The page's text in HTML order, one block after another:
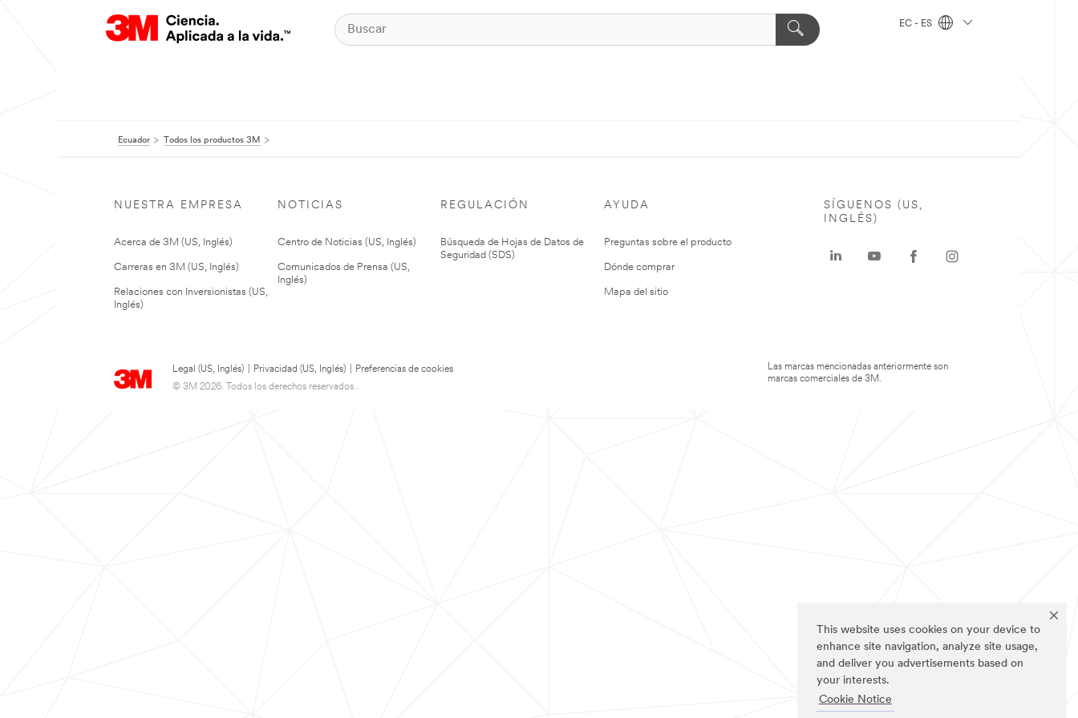
This website uses cookies on your device to
enhance site navigation, analyze site usage,
and deliver you advertisements based on
your interests.
Cookie Notice
EC - ES
Ecuador Todos los productos 3M
NUESTRA EMPRESA
Acerca de 3M (US, Inglés)
Carreras en 3M (US, Inglés)
Relaciones con Inversionistas (US,
Inglés)
NOTICIAS
Centro de Noticias (US, Inglés)
Comunicados de Prensa (US,
Inglés)
REGULACIÓN
Búsqueda de Hojas de Datos de
Seguridad (SDS)
AYUDA
Preguntas sobre el producto
Dónde comprar
Mapa del sitio
Legal (US, Inglés) Privacidad (US, Inglés)
Preferencias de cookies
© 3M 2026. Todos los derechos reservados..
SÍGUENOS (US,
INGLÉS)
Las marcas mencionadas anteriormente son
marcas comerciales de 3M.